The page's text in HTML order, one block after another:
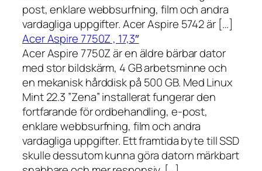
post, enklare webbsurfning, film och andra
vardagliga uppgifter. Acer Aspire 5742 är […]
Acer Aspire 7750Z , 17,3″
Acer Aspire 7750Z är en äldre bärbar dator
med stor bildskärm, 4 GB arbetsminne och
en mekanisk hårddisk på 500 GB. Med Linux
Mint 22.3 ”Zena” installerat fungerar den
fortfarande för ordbehandling, e-post,
enklare webbsurfning, film och andra
vardagliga uppgifter. Ett framtida byte till SSD
skulle dessutom kunna göra datorn märkbart